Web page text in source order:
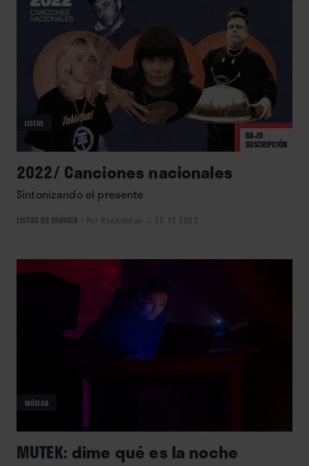
BAJO
SUSCRIPCIÓN
LISTAS
2022/ Canciones nacionales
Sintonizando el presente
LISTAS DE MÚSICA Por Rockdelux → 22.12.2022
MÚSICA
MUTEK: dime qué es la noche